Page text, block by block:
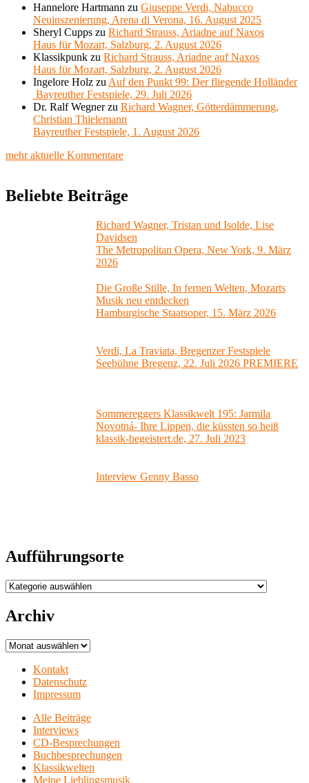
Hannelore Hartmann zu Giuseppe Verdi, Nabucco
Neuinszenierung, Arena di Verona, 16. August 2025
Sheryl Cupps zu Richard Strauss, Ariadne auf Naxos
Haus für Mozart, Salzburg, 2. August 2026
Klassikpunk zu Richard Strauss, Ariadne auf Naxos
Haus für Mozart, Salzburg, 2. August 2026
Ingelore Holz zu Auf den Punkt 99: Der fliegende Holländer
Bayreuther Festspiele, 29. Juli 2026
Dr. Ralf Wegnerzu Richard Wagner, Götterdämmerung,
Christian Thielemann
Bayreuther Festspiele, 1. August 2026
mehr aktuelle Kommentare
Beliebte Beiträge
Richard Wagner, Tristan und Isolde, Lise
Davidsen
The Metropolitan Opera, New York, 9. März
2026
Die Große Stille, In fernen Welten, Mozarts
Musik neu entdecken
Hamburgische Staatsoper, 15. März 2026
Verdi, La Traviata, Bregenzer Festspiele
Seebühne Bregenz, 22. Juli 2026 PREMIERE
Sommereggers Klassikwelt 195: Jarmila
Novotná- Ihre Lippen, die küssten so heiß
klassik-begeistert.de, 27. Juli 2023
Interview Genny Basso
Aufführungsorte
Aufführungsorte
Archiv
Archiv
Kontakt
Datenschutz
Impressum
Alle Beiträge
Interviews
CD-Besprechungen
Buchbesprechungen
Klassikwelten
Meine Lieblingsmusik